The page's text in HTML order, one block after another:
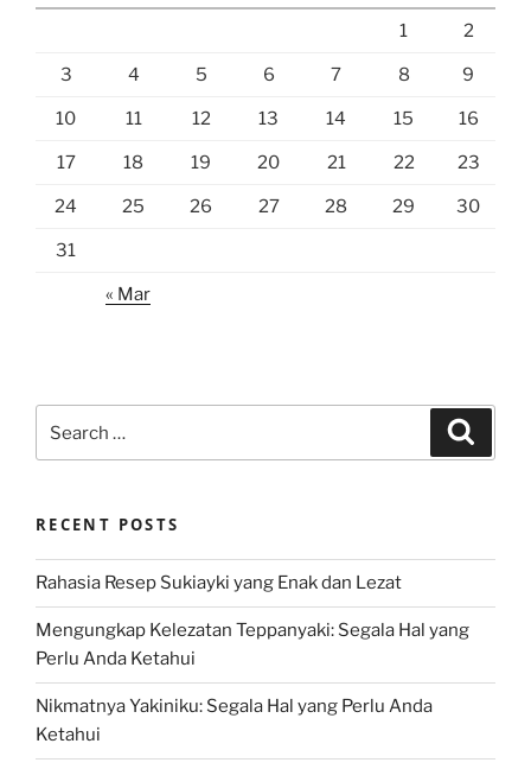
1 2
3 4 5 6 7 8 9
10 11 12 13 14 15 16
17 18 19 20 21 22 23
24 25 26 27 28 29 30
31
« Mar
for:
RECENT POSTS
Rahasia Resep Sukiayki yang Enak dan Lezat
Mengungkap Kelezatan Teppanyaki: Segala Hal yang
Perlu Anda Ketahui
Nikmatnya Yakiniku: Segala Hal yang Perlu Anda
Ketahui